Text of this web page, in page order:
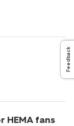
HEMA fans
Feedback